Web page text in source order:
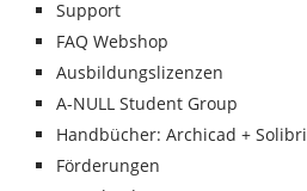
Support
FAQ Webshop
Ausbildungslizenzen
A-NULL Student Group
Handbücher: Archicad + Solibri
Förderungen